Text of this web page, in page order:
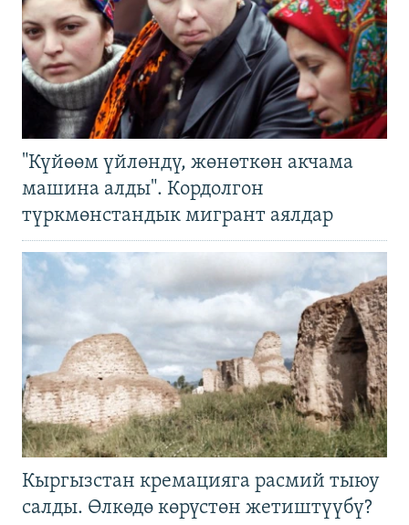
"Күйөөм үйлөндү, жөнөткөн акчама
машина алды". Кордолгон
түркмөнстандык мигрант аялдар
Кыргызстан кремацияга расмий тыюу
салды. Өлкөдө көрүстөн жетиштүүбү?